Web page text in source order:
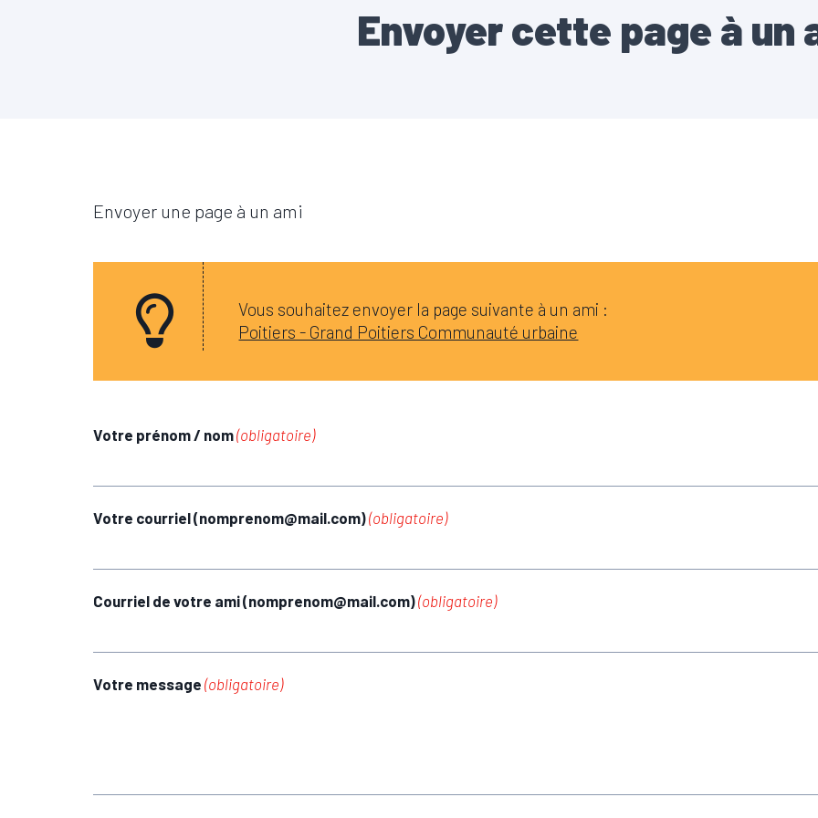
Envoyer cette page à un
Envoyer une page à un ami
Vous souhaitez envoyer la page suivante à un ami :
Poitiers - Grand Poitiers Communauté urbaine
Votre prénom / nom(obligatoire)
Votre courriel (nomprenom@mail.com)(obligatoire)
Courriel de votre ami (nomprenom@mail.com)(obligatoire)
Votre message (obligatoire)